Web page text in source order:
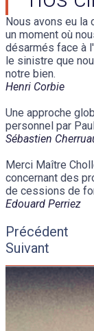
Nous avons eu la
un moment où
désarmés face à
le sinistre que
notre bien.
Henri Corbie
Une approche
personnel par
Sébastien
Merci Maître
concernant des
de cessions de
Edouard Perriez
Précédent
Suivant